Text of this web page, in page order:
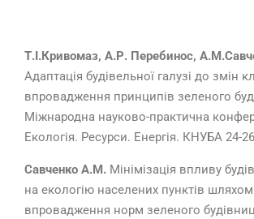
Т.І.Кривомаз, А.Р. Перебинос,
Адаптація будівельної галузі до змін
впровадження принципів зеленого
Міжнародна науково-практична
Екологія. Ресурси. Енергія. КНУБА 24-
Савченко А.М. Мінімізація впливу
на екологію населених пунктів шляхом
впровадження норм зеленого